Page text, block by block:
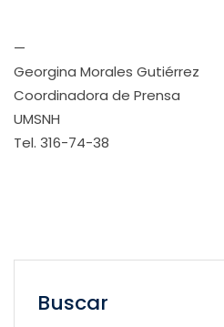
—
Georgina Morales Gutiérrez
Coordinadora de Prensa
UMSNH
Tel. 316-74-38
Buscar